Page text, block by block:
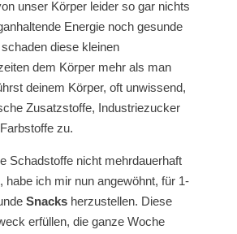
unser Körper leider so gar nichts
Energie noch gesunde
diese kleinen
dem Körper mehr als man
deinem Körper, oft unwissend,
Zusatzstoffe, Industriezucker
zu.
Schadstoffe nicht mehrdauerhaft
habe ich mir nun angewöhnt, für 1-
Snacks herzustellen. Diese
erfüllen, die ganze Woche